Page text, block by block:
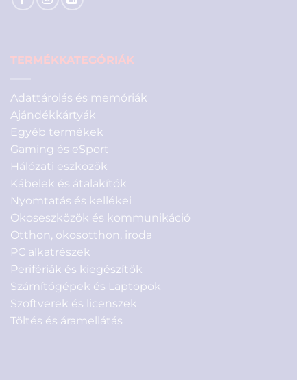
TERMÉKKATEGÓRIÁK
Adattárolás és memóriák
Ajándékkártyák
Egyéb termékek
Gaming és eSport
Hálózati eszközök
Kábelek és átalakítók
Nyomtatás és kellékei
Okoseszközök és kommunikáció
Otthon, okosotthon, iroda
PC alkatrészek
Perifériák és kiegészítők
Számítógépek és Laptopok
Szoftverek és licenszek
Töltés és áramellátás